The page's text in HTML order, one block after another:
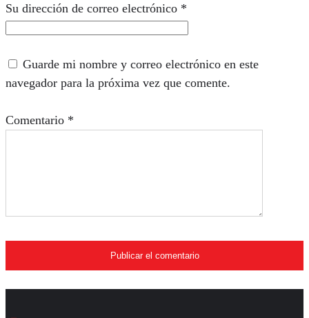
Su dirección de correo electrónico *
Guarde mi nombre y correo electrónico en este
navegador para la próxima vez que comente.
Comentario *